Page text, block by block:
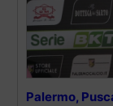
Palermo,